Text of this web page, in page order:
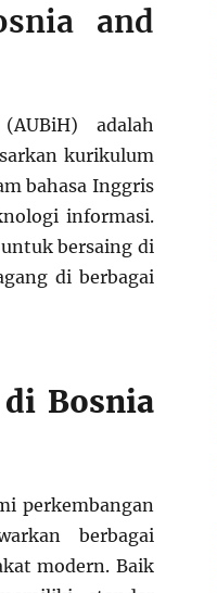
and
(AUBiH) adalah
kurikulum
bahasa Inggris
informasi.
bersaing di
di berbagai
Bosnia
perkembangan
berbagai
modern. Baik